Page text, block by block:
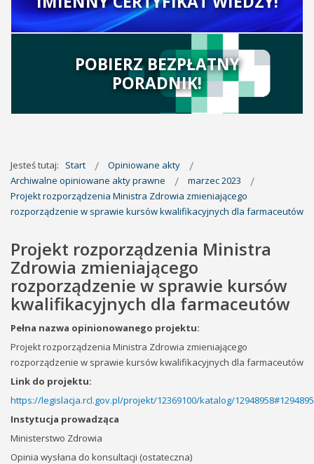
POBIERZ BEZPŁATNY
PORADNIK!
Jesteś tutaj: Start
Opiniowane akty
Archiwalne opiniowane akty prawne
marzec 2023
Projekt rozporządzenia Ministra Zdrowia zmieniającego
rozporządzenie w sprawie kursów kwalifikacyjnych dla farmaceutów
Projekt rozporządzenia Ministra
Zdrowia zmieniającego
rozporządzenie w sprawie kursów
kwalifikacyjnych dla farmaceutów
Pełna nazwa opinionowanego projektu:
Projekt rozporządzenia Ministra Zdrowia zmieniającego
rozporządzenie w sprawie kursów kwalifikacyjnych dla farmaceutów
Link do projektu:
https://legislacja.rcl.gov.pl/projekt/12369100/katalog/
Instytucja prowadząca
Ministerstwo Zdrowia
Opinia wysłana do konsultacji (ostateczna)